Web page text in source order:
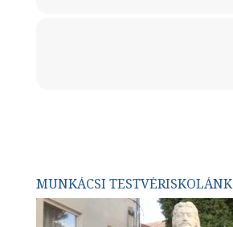
MUNKÁCSI TESTVÉRISKOLÁNK